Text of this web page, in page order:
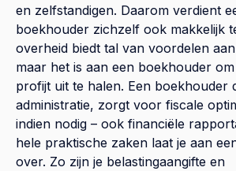
en zelfstandigen. Daarom verdient
boekhouder zichzelf ook makkelijk
overheid biedt tal van voordelen
maar het is aan een boekhouder
profijt uit te halen. Een boekhouder
administratie, zorgt voor fiscale
indien nodig – ook financiële
hele praktische zaken laat je aan
over. Zo zijn je belastingaangifte en